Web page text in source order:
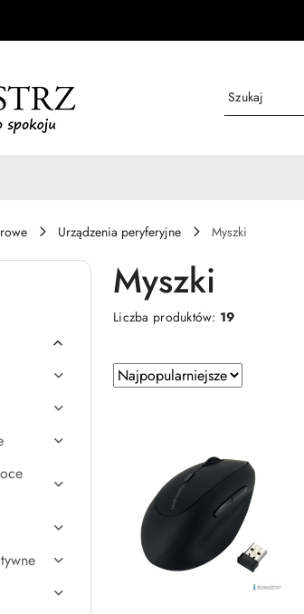
Urządzenia peryferyjne Myszki
Myszki
Liczba produktów: 19
Zastosowano
sortowanie:
Sortuj
według